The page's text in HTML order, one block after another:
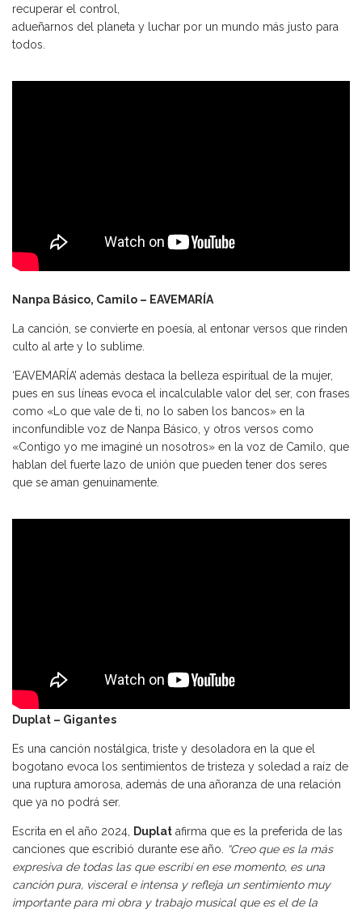
recuperar el control,
adueñarnos del planeta y luchar por un mundo más justo para
todos.
Nanpa Básico, Camilo – EAVEMARÍA
La canción, se convierte en poesía, al entonar versos que rinden
culto al arte y lo sublime.
‘EAVEMARÍA’ además destaca la belleza espiritual de la mujer,
pues en sus líneas evoca el incalculable valor del ser, con frases
como «Lo que vale de ti, no lo saben los bancos» en la
inconfundible voz de Nanpa Básico, y otros versos como
«Contigo yo me imaginé un nosotros» en la voz de Camilo, que
hablan del fuerte lazo de unión que pueden tener dos seres
que se aman genuinamente.
Duplat – Gigantes
Es una canción nostálgica, triste y desoladora en la que el
bogotano evoca los sentimientos de tristeza y soledad a raíz de
una ruptura amorosa, además de una añoranza de una relación
que ya no podrá ser.
Escrita en el año 2024, Duplat afirma que es la preferida de las
canciones que escribió durante ese año.
“Creo que es la más
expresiva de todas las que escribí en ese momento, es una
canción pura, visceral e intensa y refleja un sentimiento muy
importante para mi obra y trabajo musical que es el de la